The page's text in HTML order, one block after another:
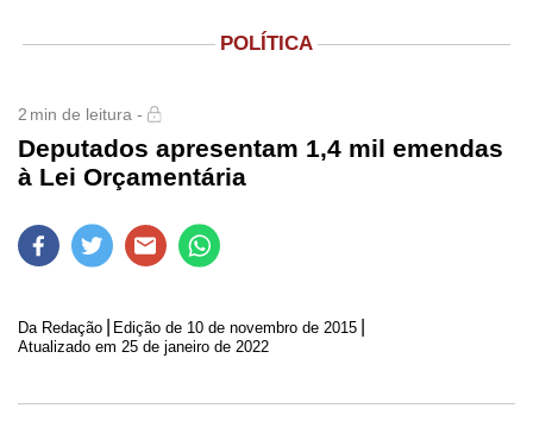
POLÍTICA
2 min de leitura -
Deputados apresentam 1,4 mil emendas
à Lei Orçamentária
Da Redação Edição de 10 de novembro de 2015
Atualizado em 25 de janeiro de 2022